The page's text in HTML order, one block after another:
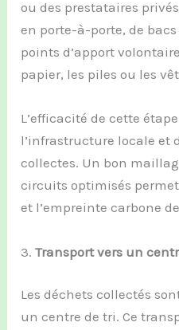
ou des prestataires
en porte-à-porte, de
points d’apport
papier, les piles ou les
L’efficacité de cette
l’infrastructure locale et
collectes. Un bon
circuits optimisés
et l’empreinte carbone
3.Transport vers un
Les déchets collectés
un centre de tri. Ce